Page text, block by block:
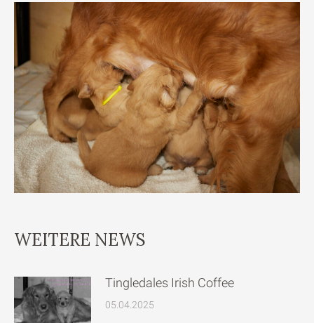
WEITERE NEWS
Tingledales Irish Coffee
05.04.2025